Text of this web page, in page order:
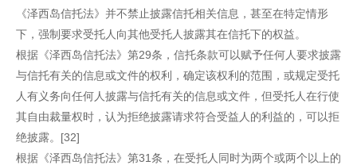
《泽西岛信托法》并不禁止披露信托相关信息，甚至在特定情形
下，强制要求受托人向其他受托人披露其在信托下的权益。
根据《泽西岛信托法》第29条，信托条款可以赋予任何人要求披露
与信托有关的信息或文件的权利，确定该权利的范围，或规定受托
人有义务向任何人披露与信托有关的信息或文件，但受托人在行使
其自由裁量权时，认为拒绝披露请求符合受益人的利益的，可以拒
绝披露。[32]
根据《泽西岛信托法》第31条，在受托人同时为两个或两个以上的